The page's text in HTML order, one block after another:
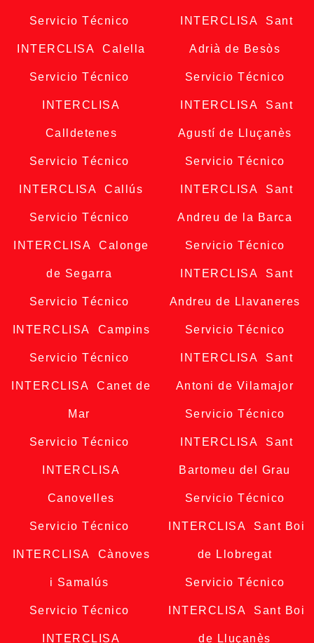
Servicio Técnico
INTERCLISA Calella
Servicio Técnico
INTERCLISA
Calldetenes
Servicio Técnico
INTERCLISA Callús
Servicio Técnico
INTERCLISA Calonge
de Segarra
Servicio Técnico
INTERCLISA Campins
Servicio Técnico
INTERCLISA Canet de
Mar
Servicio Técnico
INTERCLISA
Canovelles
Servicio Técnico
INTERCLISA Cànoves
i Samalús
Servicio Técnico
INTERCLISA
INTERCLISA Sant
Adrià de Besòs
Servicio Técnico
INTERCLISA Sant
Agustí de Lluçanès
Servicio Técnico
INTERCLISA Sant
Andreu de la Barca
Servicio Técnico
INTERCLISA Sant
Andreu de Llavaneres
Servicio Técnico
INTERCLISA Sant
Antoni de Vilamajor
Servicio Técnico
INTERCLISA Sant
Bartomeu del Grau
Servicio Técnico
INTERCLISA Sant Boi
de Llobregat
Servicio Técnico
INTERCLISA Sant Boi
de Lluçanès